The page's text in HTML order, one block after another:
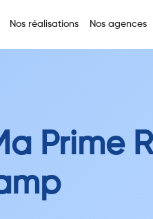
Nos réalisations Nos agences
Prime